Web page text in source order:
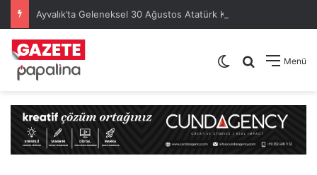
Menü
Arama yap
Dış görünümü